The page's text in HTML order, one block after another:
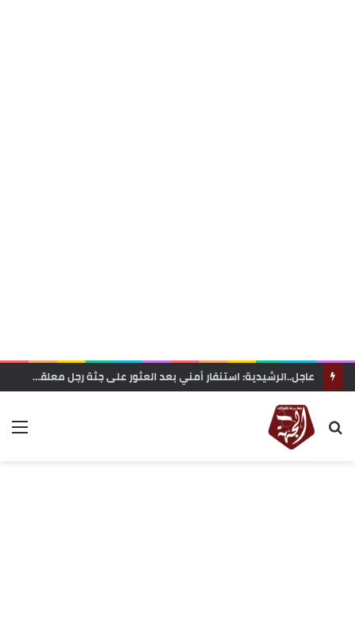
عاجل..الرشيدية: استنفار أمني بعد العثور على جثة رجل معلقة بحبل داخل غابة تاركة القديمة